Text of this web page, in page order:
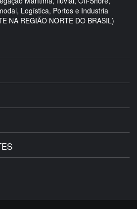
Logística, Portos e Industria
NA REGIÃO NORTE DO BRASIL)